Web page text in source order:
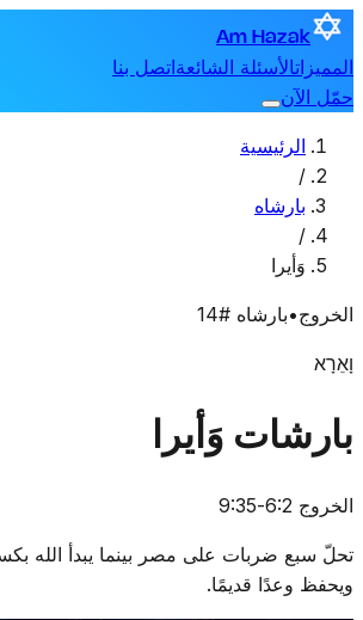
Am Hazak
المميزاتالأسئلة الشائعةاتصل بنا
حمّل الآن
الرئيسية
/
بارشاه
/
وَأيرا
الخروج•بارشاه #14
וָאֵרָא
بارشات وَأيرا
الخروج 6:2-9:35
تحلّ سبع ضربات على مصر بينما يبدأ الله
ويحفظ وعدًا قديمًا.